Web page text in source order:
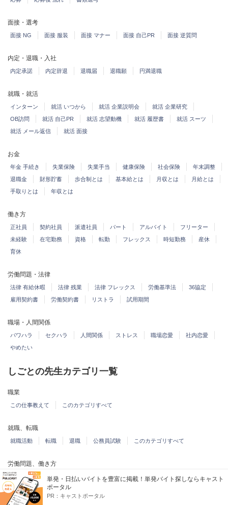
面接・選考
面接 NG 面接 服装 面接 マナー 面接 自己PR 面接 逆質問
内定・退職・入社
内定承諾 内定辞退 退職届 退職願 円満退職
就職・就活
インターン 就活 いつから 就活 企業説明会
就活 企業研究
OB訪問
就活 自己PR 就活 志望動機 就活 履歴書
就活 スーツ
就活 メール返信
就活 面接
お金
年金 手続き 失業保険 失業手当 健康保険 社会保険
年末調整
退職金
財形貯蓄 歩合制とは 基本給とは 月収とは
月給とは
手取りとは
年収とは
働き方
正社員 契約社員 派遣社員 パート アルバイト
フリーター
未経験
在宅勤務 資格 転勤 フレックス 時短勤務
産休
育休
労働問題・法律
法律 有給休暇 法律 残業 法律 フレックス 労働基準法
36協定
雇用契約書
労働契約書 リストラ 試用期間
職場・人間関係
パワハラ セクハラ 人間関係 ストレス 職場恋愛
社内恋愛
やめたい
しごとの先生カテゴリ一覧
職業
この仕事教えて このカテゴリすべて
就職、転職
就職活動 転職 退職 公務員試験 このカテゴリすべて
労働問題、働き方
単身赴任、転勤 労働問題 労働条件、給与、残業
失業、リストラ
仕事効率化、ノウハウ
単発・日払いバイトを豊富に掲載！単発バイト探しならキャスト
ポータル
PR： キャストポータル